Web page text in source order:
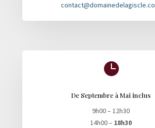

De Septembre à Mai inclus
9h00 – 12h30
14h00 – 18h30